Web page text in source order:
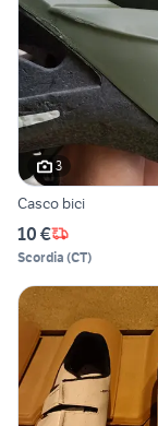
3
Casco bici
10 €
Scordia (CT)